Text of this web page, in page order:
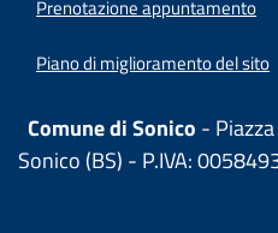
Prenotazione appuntamento
Piano di miglioramento del sito
Comune di Sonico -
Sonico (BS) - P.IVA: